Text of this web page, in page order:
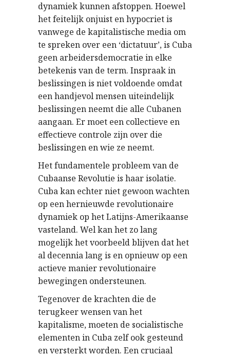
dynamiek kunnen afstoppen. Hoewel
het feitelijk onjuist en hypocriet is
vanwege de kapitalistische media om
te spreken over een ‘dictatuur’, is Cuba
geen arbeidersdemocratie in elke
betekenis van de term. Inspraak in
beslissingen is niet voldoende omdat
een handjevol mensen uiteindelijk
beslissingen neemt die alle Cubanen
aangaan. Er moet een collectieve en
effectieve controle zijn over die
beslissingen en wie ze neemt.
Het fundamentele probleem van de
Cubaanse Revolutie is haar isolatie.
Cuba kan echter niet gewoon wachten
op een hernieuwde revolutionaire
dynamiek op het Latijns-Amerikaanse
vasteland. Wel kan het zo lang
mogelijk het voorbeeld blijven dat het
al decennia lang is en opnieuw op een
actieve manier revolutionaire
bewegingen ondersteunen.
Tegenover de krachten die de
terugkeer wensen van het
kapitalisme, moeten de socialistische
elementen in Cuba zelf ook gesteund
en versterkt worden. Een cruciaal